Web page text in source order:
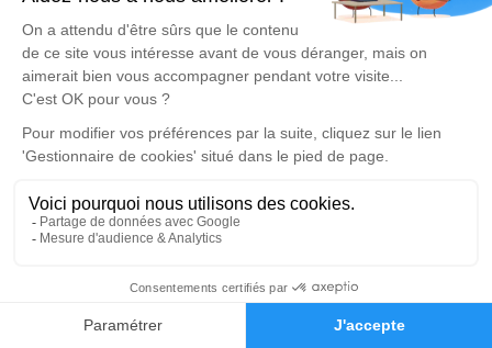
Faire-part Hommages
Je rends hommage
Cérémonie
mardi 19 novembre 2024 à 12h15
Crématorium La balme de Sillingy
74330 La Balme de Sillingy
Déroulé des obsèques